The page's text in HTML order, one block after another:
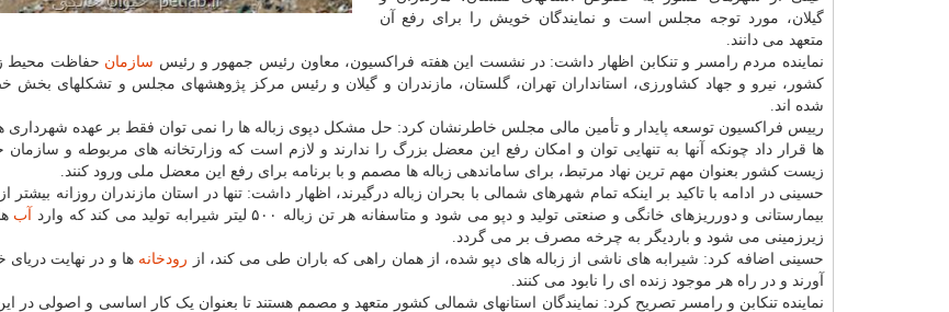
گیلان، مورد توجه مجلس است و نمایندگان خویش را برای رفع آن
متعهد می دانند.
نماینده مردم رامسر و تنکابن اظهار داشت: در نشست این هفته فراکسیون، معاون رئیس جمهور و رئیس سازمان حفاظت محیط
کشور، نیرو و جهاد کشاورزی، استانداران تهران، گلستان، مازندران و گیلان و رئیس مرکز پژوهشهای مجلس و تشکلهای
شده اند.
رییس فراکسیون توسعه پایدار و تأمین مالی مجلس خاطرنشان کرد: حل مشکل دپوی زباله ها را نمی توان فقط بر عهده شهرداری ها
ها قرار داد چونکه آنها به تنهایی توان و امکان رفع این معضل بزرگ را ندارند و لازم است که وزارتخانه های مربوطه و
زیست کشور بعنوان مهم ترین نهاد مرتبط، برای ساماندهی زباله ها مصمم و با برنامه برای رفع این معضل ملی ورود کنند.
بیمارستانی و دورریزهای خانگی و صنعتی تولید و دپو می شود و متاسفانه هر تن زباله ۵۰۰ لیتر شیرابه تولید می کند که وارد
آب
زیرزمینی می شود و باردیگر به چرخه مصرف بر می گردد.
حسینی اضافه کرد: شیرابه های ناشی از زباله های دپو شده، از همان راهی که باران طی می کند، از رودخانه ها و در نهایت
آورند و در راه هر موجود زنده ای را نابود می کنند.
نماینده تنکابن و رامسر تصریح کرد: نمایندگان استانهای شمالی کشور متعهد و مصمم هستند تا بعنوان یک کار اساسی و اصولی در